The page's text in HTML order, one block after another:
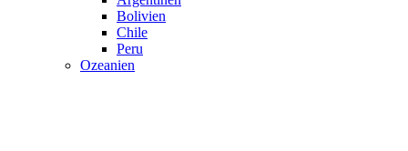
Bolivien
Chile
Peru
Ozeanien